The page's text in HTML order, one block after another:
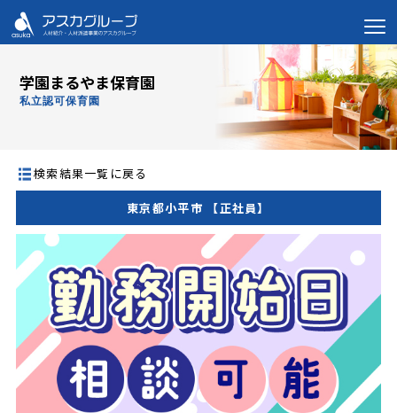
学園まるやま保育園
私立認可保育園
検索結果一覧に戻る
東京都小平市 【正社員】